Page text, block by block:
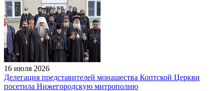
16 июля 2026
Делегация представителей монашества Коптской Церкви
посетила Нижегородскую митрополию